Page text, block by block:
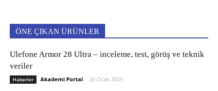
ÖNE ÇIKAN ÜRÜNLER
Ulefone Armor 28 Ultra – inceleme, test, görüş ve teknik
veriler
Haberler Akademi Portal - 26 Ocak 2025